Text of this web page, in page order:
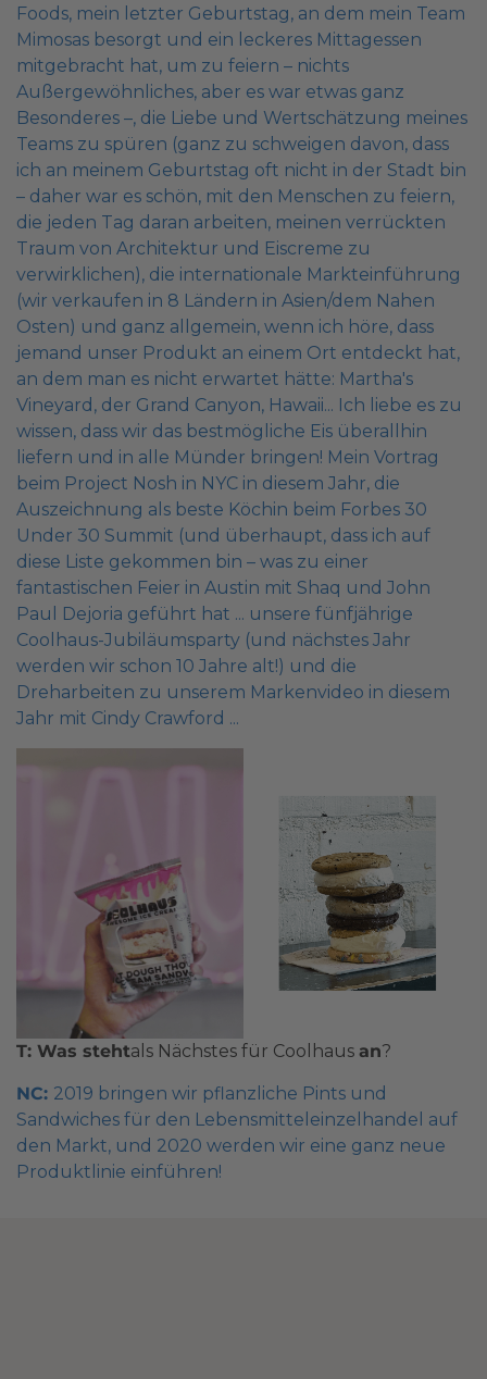
Foods, mein letzter Geburtstag, an dem mein Team
Mimosas besorgt und ein leckeres Mittagessen
mitgebracht hat, um zu feiern – nichts
Außergewöhnliches, aber es war etwas ganz
Besonderes –, die Liebe und Wertschätzung meines
Teams zu spüren (ganz zu schweigen davon, dass
ich an meinem Geburtstag oft nicht in der Stadt bin
– daher war es schön, mit den Menschen zu feiern,
die jeden Tag daran arbeiten, meinen verrückten
Traum von Architektur und Eiscreme zu
verwirklichen), die internationale Markteinführung
(wir verkaufen in 8 Ländern in Asien/dem Nahen
Osten) und ganz allgemein, wenn ich höre, dass
jemand unser Produkt an einem Ort entdeckt hat,
an dem man es nicht erwartet hätte: Martha's
Vineyard, der Grand Canyon, Hawaii... Ich liebe es zu
wissen, dass wir das bestmögliche Eis überallhin
liefern und in alle Münder bringen! Mein Vortrag
beim Project Nosh in NYC in diesem Jahr, die
Auszeichnung als beste Köchin beim Forbes 30
Under 30 Summit (und überhaupt, dass ich auf
diese Liste gekommen bin – was zu einer
fantastischen Feier in Austin mit Shaq und John
Paul Dejoria geführt hat ... unsere fünfjährige
Coolhaus-Jubiläumsparty (und nächstes Jahr
werden wir schon 10 Jahre alt!) und die
Dreharbeiten zu unserem Markenvideo in diesem
Jahr mit Cindy Crawford ...
T: Was stehtals Nächstes für Coolhaus an?
NC: 2019 bringen wir pflanzliche Pints und
Sandwiches für den Lebensmitteleinzelhandel auf
den Markt, und 2020 werden wir eine ganz neue
Produktlinie einführen!